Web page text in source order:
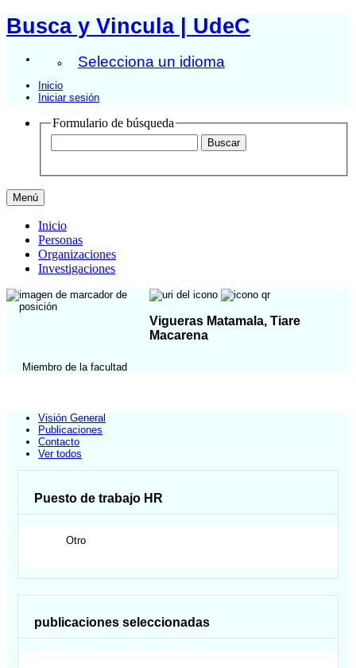
Busca y Vincula | UdeC
Selecciona un idioma
Inicio
Iniciar sesión
Formulario de búsqueda
Menú
Inicio
Personas
Organizaciones
Investigaciones
Vigueras Matamala, Tiare
Macarena
Miembro de la facultad
Visión General
Publicaciones
Contacto
Ver todos
Puesto de trabajo HR
Otro
publicaciones seleccionadas